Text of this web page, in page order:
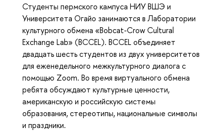
Студенты пермского кампуса НИУ ВШЭ и
Университета Огайо занимаются в Лаборатории
культурного обмена «Bobcat-Crow Cultural
Exchange Lab» (BCCEL). BCCEL объединяет
двадцать шесть студентов из двух университетов
для еженедельного межкультурного диалога с
помощью Zoom. Во время виртуального обмена
ребята обсуждают культурные ценности,
американскую и российскую системы
образования, стереотипы, национальные символы
и праздники.